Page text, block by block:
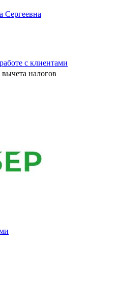
Сергеевна
с клиентами
вычета налогов